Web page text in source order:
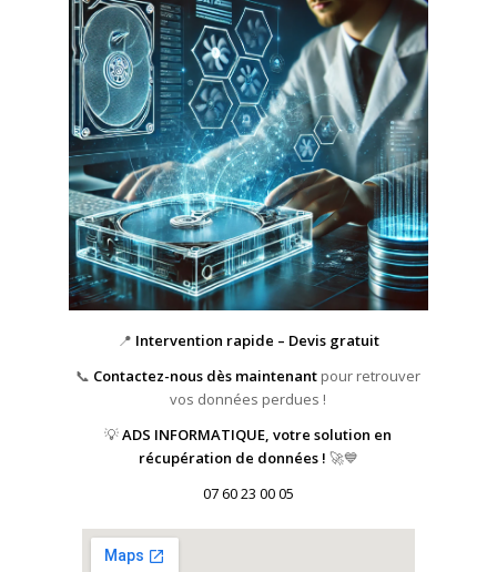
📍 Intervention rapide – Devis gratuit
📞 Contactez-nous dès maintenant pour retrouver
vos données perdues !
💡ADS INFORMATIQUE, votre solution en
récupération de données ! 🚀💙
07 60 23 00 05